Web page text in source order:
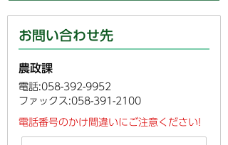
お問い合わせ先
農政課
電話:058-392-9952
ファックス:058-391-2100
電話番号のかけ間違いにご注意ください!